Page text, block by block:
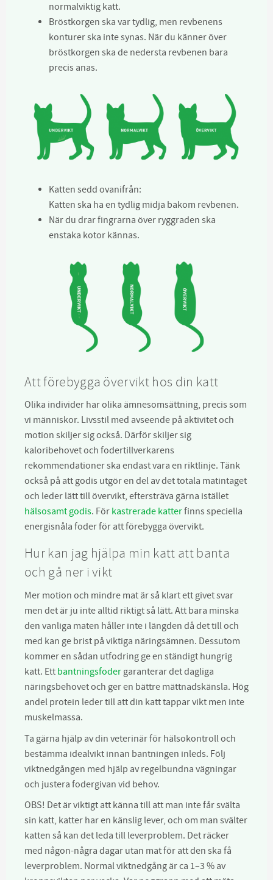
normalviktig katt.
Bröstkorgen ska var tydlig, men revbenens
konturer ska inte synas. När du känner över
bröstkorgen ska de nedersta revbenen bara
precis anas.
Katten sedd ovanifrån:
Katten ska ha en tydlig midja bakom revbenen.
När du drar fingrarna över ryggraden ska
enstaka kotor kännas.
Att förebygga övervikt hos din katt
Olika individer har olika ämnesomsättning, precis som
vi människor. Livsstil med avseende på aktivitet och
motion skiljer sig också. Därför skiljer sig
kaloribehovet och fodertillverkarens
rekommendationer ska endast vara en riktlinje. Tänk
också på att godis utgör en del av det totala matintaget
och leder lätt till övervikt, eftersträva gärna istället
hälsosamt godis. För kastrerade katterfinns speciella
energisnåla foder för att förebygga övervikt.
Hur kan jag hjälpa min katt att banta
och gå ner i vikt
Mer motion och mindre mat är så klart ett givet svar
men det är ju inte alltid riktigt så lätt. Att bara minska
den vanliga maten håller inte i längden då det till och
med kan ge brist på viktiga näringsämnen. Dessutom
kommer en sådan utfodring ge en ständigt hungrig
katt. Ett bantningsfoder garanterar det dagliga
näringsbehovet och ger en bättre mättnadskänsla. Hög
andel protein leder till att din katt tappar vikt men inte
muskelmassa.
Ta gärna hjälp av din veterinär för hälsokontroll och
bestämma idealvikt innan bantningen inleds. Följ
viktnedgången med hjälp av regelbundna vägningar
och justera fodergivan vid behov.
OBS! Det är viktigt att känna till att man inte får svälta
sin katt, katter har en känslig lever, och om man svälter
katten så kan det leda till leverproblem. Det räcker
med någon-några dagar utan mat för att den ska få
leverproblem. Normal viktnedgång är ca 1–3 % av